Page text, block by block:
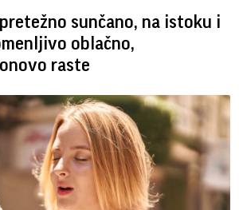
sunčano, na istoku i
oblačno,
raste